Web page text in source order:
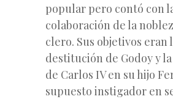
popular pero contó con
colaboración de la
clero. Sus objetivos eran
destitución de Godoy y
de Carlos IV en su hijo
supuesto instigador en